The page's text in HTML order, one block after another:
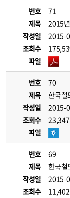
번호
71
제목
2015
작성일
2015-
조회수
파일
번호
70
제목
한국철
작성일
2015-
조회수
23,347
파일
번호
69
제목
한국철
작성일
2015-
조회수
11,402